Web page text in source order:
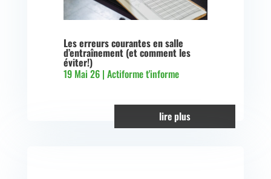
Les erreurs courantes en salle
d’entraînement (et comment les
éviter!)
19 Mai 26| Actiforme t'informe
lire plus